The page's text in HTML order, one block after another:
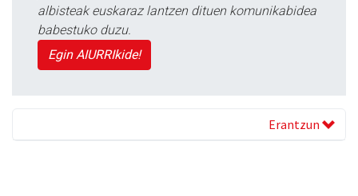
albisteak euskaraz lantzen dituen komunikabidea
babestuko duzu.
Egin AIURRIkide!
Erantzun